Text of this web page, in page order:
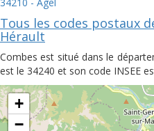
34210 - Agel
Tous les codes postaux
Hérault
Combes est situé dans le
est le 34240 et son code INSEE
+
−